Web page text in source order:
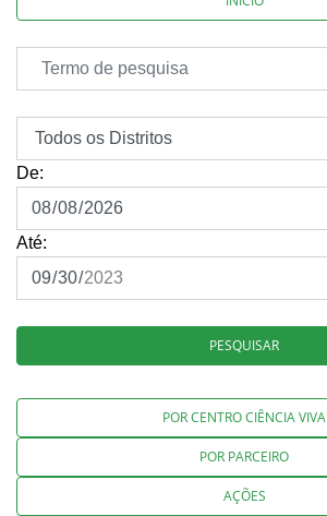
De:
Até:
PESQUISAR
POR CENTRO CIÊNCIA VIVA
POR PARCEIRO
AÇÕES